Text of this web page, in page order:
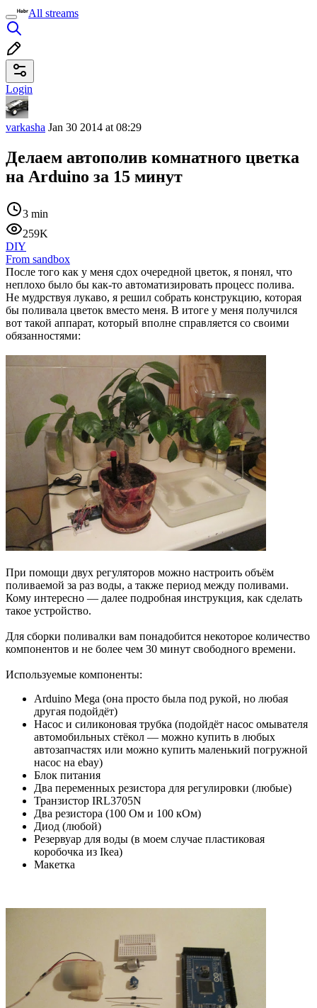
All streams
Login
varkasha Jan 30 2014 at 08:29
Делаем автополив комнатного цветка
на Arduino за 15 минут
3 min
259K
DIY
From sandbox
После того как у меня сдох очередной цветок, я понял, что
неплохо было бы как-то автоматизировать процесс полива.
Не мудрствуя лукаво, я решил собрать конструкцию, которая
бы поливала цветок вместо меня. В итоге у меня получился
вот такой аппарат, который вполне справляется со своими
обязанностями:
При помощи двух регуляторов можно настроить объём
поливаемой за раз воды, а также период между поливами.
Кому интересно — далее подробная инструкция, как сделать
такое устройство.
Для сборки поливалки вам понадобится некоторое количество
компонентов и не более чем 30 минут свободного времени.
Используемые компоненты:
Arduino Mega (она просто была под рукой, но любая
другая подойдёт)
Насос и силиконовая трубка (подойдёт насос омывателя
автомобильных стёкол — можно купить в любых
автозапчастях или можно купить маленький погружной
насос на ebay)
Блок питания
Два переменных резистора для регулировки (любые)
Транзистор IRL3705N
Два резистора (100 Ом и 100 кОм)
Диод (любой)
Резервуар для воды (в моем случае пластиковая
коробочка из Ikea)
Макетка